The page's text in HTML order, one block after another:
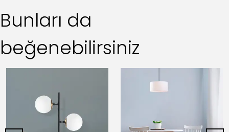
Bunları da
beğenebilirsiniz